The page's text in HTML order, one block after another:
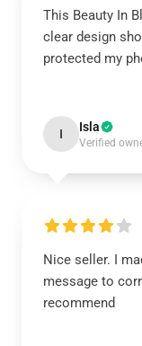
This Beauty In
clear design
protected my
I Isla
Verified
Nice seller. I
message to
recommend